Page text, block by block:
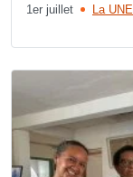
1er juillet La